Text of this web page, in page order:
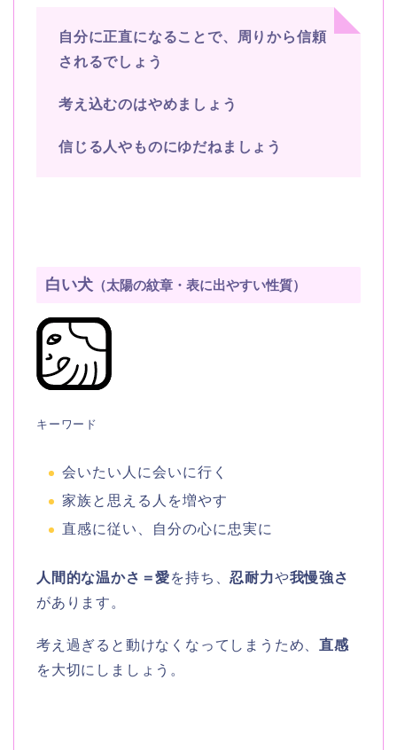
自分に正直になることで、周りから信頼
されるでしょう
考え込むのはやめましょう
信じる人やものにゆだねましょう
白い犬 （太陽の紋章・表に出やすい性質）
キーワード
会いたい人に会いに行く
家族と思える人を増やす
直感に従い、自分の心に忠実に
人間的な温かさ＝愛を持ち、忍耐力や我慢強さ
があります。
考え過ぎると動けなくなってしまうため、直感
を大切にしましょう。